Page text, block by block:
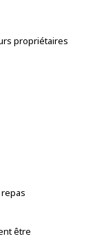
propriétaires
être